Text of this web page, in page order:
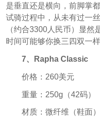
是垂直还是横向，前脚掌
试骑过程中，从未有过一
（约合3300人民币）显然
时间可能够你换三四双一
7、Rapha Classic
价格：260美元
重量：250g（42码）
材质：微纤维（鞋面